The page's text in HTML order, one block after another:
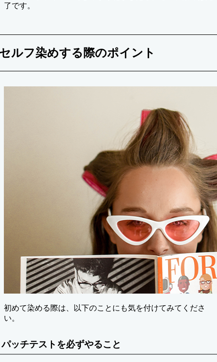
了です。
ルフ染めする際のポイント
初めて染める際は、以下のことにも気を付けてみてくださ
い。
パッチテストを必ずやること